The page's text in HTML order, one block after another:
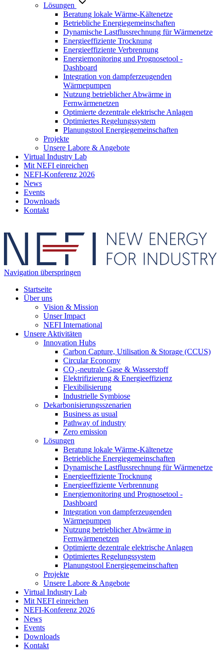
Lösungen
Beratung lokale Wärme-Kältenetze
Betriebliche Energiegemeinschaften
Dynamische Lastflussrechnung für Wärmenetze
Energieeffiziente Trocknung
Energieeffiziente Verbrennung
Energiemonitoring und Prognosetool -
Dashboard
Integration von dampferzeugenden
Wärmepumpen
Nutzung betrieblicher Abwärme in
Fernwärmenetzen
Optimierte dezentrale elektrische Anlagen
Optimiertes Regelungssystem
Planungstool Energiegemeinschaften
Projekte
Unsere Labore & Angebote
Virtual Industry Lab
Mit NEFI einreichen
NEFI-Konferenz 2026
News
Events
Downloads
Kontakt
Navigation überspringen
Startseite
Über uns
Vision & Mission
Unser Impact
NEFI International
Unsere Aktivitäten
Innovation Hubs
Carbon Capture, Utilisation & Storage (CCUS)
Circular Economy
CO₂-neutrale Gase & Wasserstoff
Elektrifizierung & Energieeffizienz
Flexibilisierung
Industrielle Symbiose
Dekarbonisierungs­szenarien
Business as usual
Pathway of industry
Zero emission
Lösungen
Beratung lokale Wärme-Kältenetze
Betriebliche Energiegemeinschaften
Dynamische Lastflussrechnung für Wärmenetze
Energieeffiziente Trocknung
Energieeffiziente Verbrennung
Energiemonitoring und Prognosetool -
Dashboard
Integration von dampferzeugenden
Wärmepumpen
Nutzung betrieblicher Abwärme in
Fernwärmenetzen
Optimierte dezentrale elektrische Anlagen
Optimiertes Regelungssystem
Planungstool Energiegemeinschaften
Projekte
Unsere Labore & Angebote
Virtual Industry Lab
Mit NEFI einreichen
NEFI-Konferenz 2026
News
Events
Downloads
Kontakt